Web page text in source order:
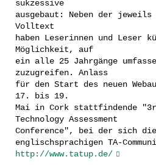
sukzessive
ausgebaut: Neben der jeweils
Volltext
haben Leserinnen und Leser
Möglichkeit, auf
ein alle 25 Jahrgänge
zuzugreifen. Anlass
für den Start des neuen
17. bis 19.
Mai in Cork stattfindende
Technology Assessment
Conference", bei der sich die
englischsprachigen TA-
http://www.tatup.de/